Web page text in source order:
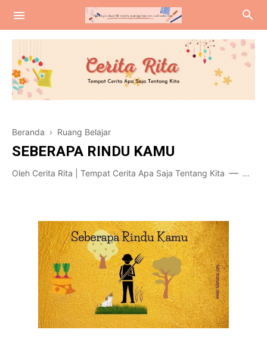
RuangBelajar
Beranda › Ruang Belajar
SEBERAPA RINDU KAMU
Oleh Cerita Rita | Tempat Cerita Apa Saja Tentang Kita